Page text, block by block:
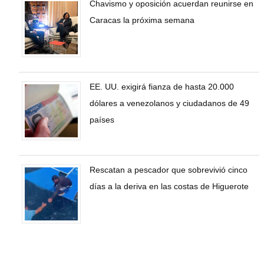
Chavismo y oposición acuerdan reunirse en
Caracas la próxima semana
EE. UU. exigirá fianza de hasta 20.000
dólares a venezolanos y ciudadanos de 49
países
Rescatan a pescador que sobrevivió cinco
días a la deriva en las costas de Higuerote